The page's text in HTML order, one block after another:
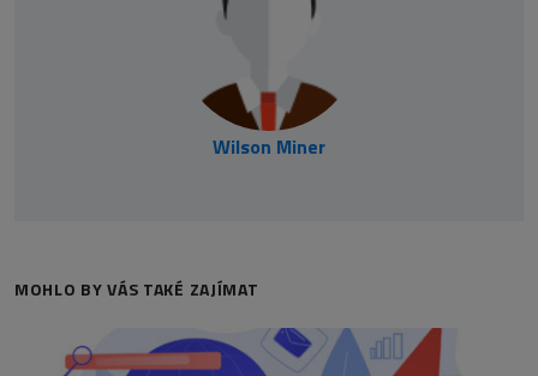
Wilson Miner
MOHLO BY VÁS TAKÉ ZAJÍMAT